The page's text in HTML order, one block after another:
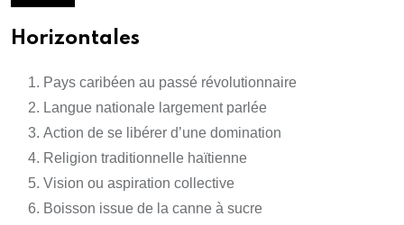
Horizontales
Pays caribéen au passé révolutionnaire
Langue nationale largement parlée
Action de se libérer d’une domination
Religion traditionnelle haïtienne
Vision ou aspiration collective
Boisson issue de la canne à sucre